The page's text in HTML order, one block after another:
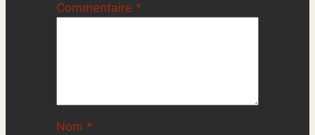
Commentaire *
Nom *